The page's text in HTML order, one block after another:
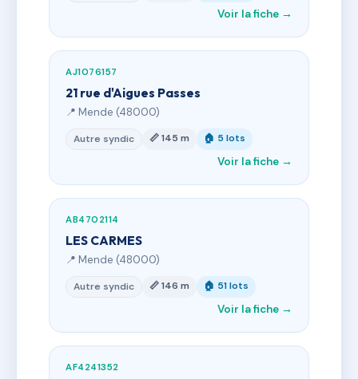
Voir la fiche →
AJ1076157
21 rue d'Aigues Passes
📍 Mende (48000)
Autre syndic 📏 145 m 🏠 5 lots
Voir la fiche →
AB4702114
LES CARMES
📍 Mende (48000)
Autre syndic 📏 146 m 🏠 51 lots
Voir la fiche →
AF4241352